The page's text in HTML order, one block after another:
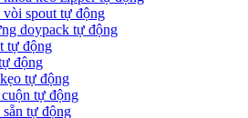
spout tự động
doypack tự động
tự động
động
tự động
tự động
tự động